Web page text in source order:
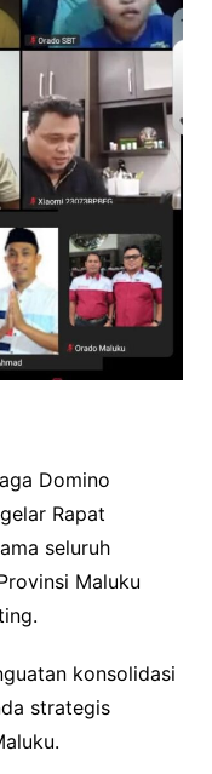
Domino
Rapat
seluruh
Maluku
konsolidasi
strategis